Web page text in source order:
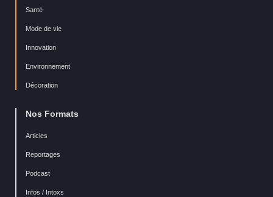
Santé
Mode de vie
Innovation
Environnement
Décoration
Nos Formats
Articles
Reportages
Podcast
Infos / Intoxs